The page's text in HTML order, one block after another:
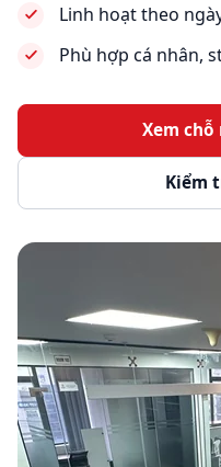
Linh hoạt theo
Phù hợp cá nhân,
Xem
Kiểm